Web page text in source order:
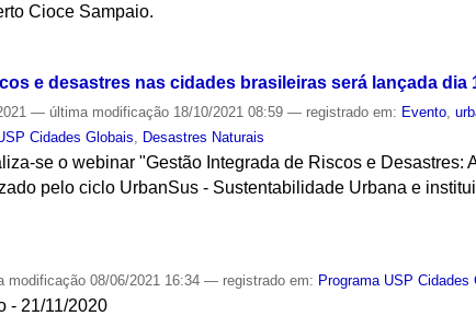
Cioce Sampaio.
e desastres nas cidades brasileiras será lançada dia
— última modificação 18/10/2021 08:59— registrado em: Evento,
Cidades Globais, Desastres Naturais
se o webinar "Gestão Integrada de Riscos e Desastres:
pelo ciclo UrbanSus - Sustentabilidade Urbana e
modificação 08/06/2021 16:34— registrado em: Programa USP Cidades
- 21/11/2020